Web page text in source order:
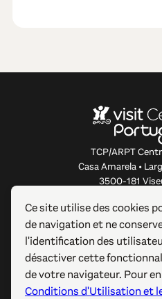
TCP/ARPT
Casa Amarela •
3500-181
À PROPOS DE CE SITE WEB
LIENS UTILES
Ce site utilise des cookies
de navigation et ne
l'identification des
désactiver cette
de votre navigateur. Pour
Conditions d'Utilisation et